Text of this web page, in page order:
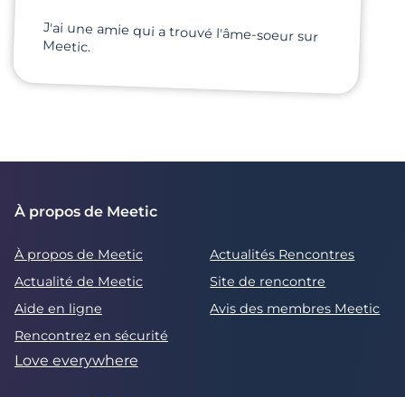
J'ai une amie qui a trouvé l'âme-soeur sur
Meetic.
À propos de Meetic
À propos de Meetic
Actualités Rencontres
Actualité de Meetic
Site de rencontre
Aide en ligne
Avis des membres Meetic
Rencontrez en sécurité
Love everywhere